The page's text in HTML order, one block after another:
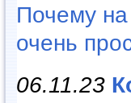
Почему
очень
06.11.23